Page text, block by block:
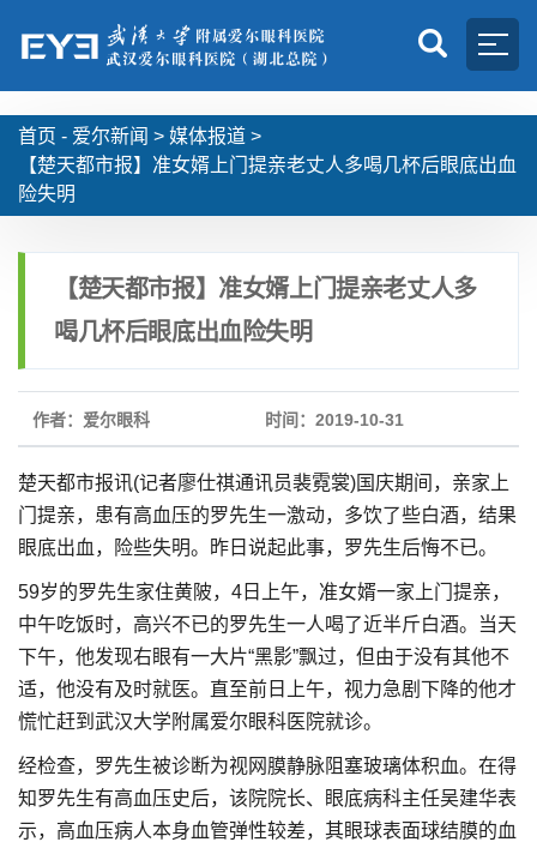
首页 - 爱尔新闻 > 媒体报道 >
【楚天都市报】准女婿上门提亲老丈人多喝几杯后眼底出血
险失明
【楚天都市报】准女婿上门提亲老丈人多
喝几杯后眼底出血险失明
作者：爱尔眼科 时间：2019-10-31
楚天都市报讯(记者廖仕祺通讯员裴霓裳)国庆期间，亲家上
门提亲，患有高血压的罗先生一激动，多饮了些白酒，结果
眼底出血，险些失明。昨日说起此事，罗先生后悔不已。
59岁的罗先生家住黄陂，4日上午，准女婿一家上门提亲，
中午吃饭时，高兴不已的罗先生一人喝了近半斤白酒。当天
下午，他发现右眼有一大片“黑影”飘过，但由于没有其他不
适，他没有及时就医。直至前日上午，视力急剧下降的他才
慌忙赶到武汉大学附属爱尔眼科医院就诊。
经检查，罗先生被诊断为视网膜静脉阻塞玻璃体积血。在得
知罗先生有高血压史后，该院院长、眼底病科主任吴建华表
示，高血压病人本身血管弹性较差，其眼球表面球结膜的血